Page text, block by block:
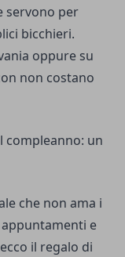
servono per
bicchieri.
oppure su
non costano
compleanno: un
che non ama i
appuntamenti e
il regalo di